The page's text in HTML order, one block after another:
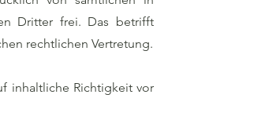
Dritter frei. Das betrifft
rechtlichen Vertretung.
inhaltliche Richtigkeit vor